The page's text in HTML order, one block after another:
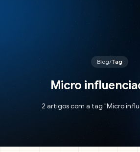
Blog/Tag
Micro
2 artigos com a tag "Micro